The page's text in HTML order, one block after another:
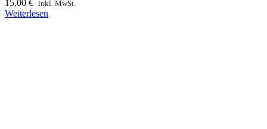
15,00 € inkl. MwSt.
Weiterlesen